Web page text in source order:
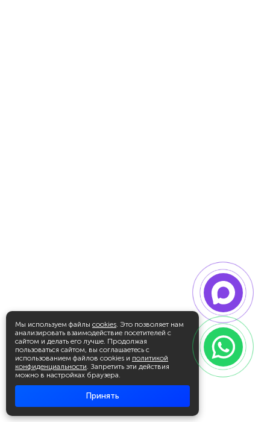
Мы используем файлы cookies. Это позволяет нам
анализировать взаимодействие посетителей с
сайтом и делать его лучше. Продолжая
пользоваться сайтом, вы соглашаетесь с
использованием файлов cookies и политикой
конфиденциальности. Запретить эти действия
можно в настройках браузера.
Принять